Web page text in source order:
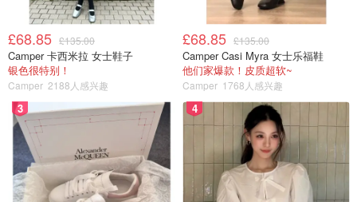
£68.85 £135.00
Camper 卡西米拉 女士鞋子
银色很特别！
Camper 2188人感兴趣
£68.85 £135.00
Camper Casi Myra 女士乐福鞋
他们家爆款！皮质超软~
Camper 1768人感兴趣
3 4